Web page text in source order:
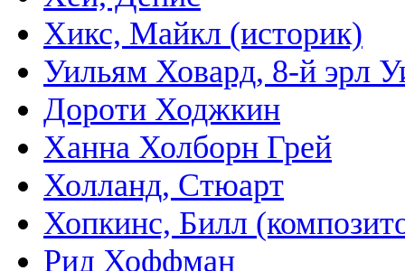
Хикс, Майкл (историк)
Уильям Ховард, 8-й эрл
Дороти Ходжкин
Ханна Холборн Грей
Холланд, Стюарт
Хопкинс, Билл
Рид Хоффман